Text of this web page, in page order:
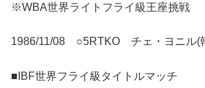
※WBA世界ライトフライ級王座挑戦
1986/11/08 ○5RTKO チェ・ヨニル(
■IBF世界フライ級タイトルマッチ